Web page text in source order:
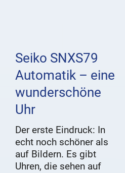
Seiko SNXS79
Automatik – eine
wunderschöne
Uhr
Der erste Eindruck: In
echt noch schöner als
auf Bildern. Es gibt
Uhren, die sehen auf